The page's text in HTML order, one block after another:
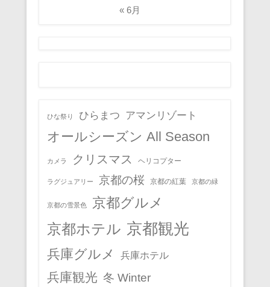
« 6月
ひな祭り ひらまつ アマンリゾート
オールシーズン All Season
カメラ クリスマス ヘリコプター
ラグジュアリー 京都の桜 京都の紅葉 京都の緑
京都の雪景色 京都グルメ
京都ホテル 京都観光
兵庫グルメ 兵庫ホテル
兵庫観光 冬 Winter